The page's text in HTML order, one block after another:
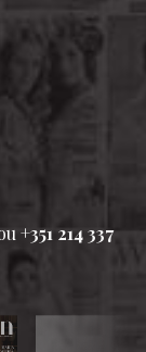
+351 214 337